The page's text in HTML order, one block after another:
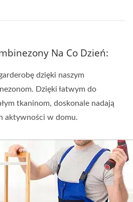
Na Co Dzień:
dzięki naszym
Dzięki łatwym do
tkaninom, doskonale nadają
aktywności w domu.